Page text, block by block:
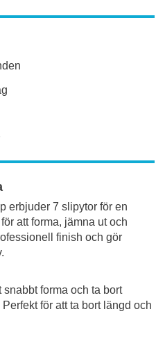
erbjuder 7 slipytor för en
att forma, jämna ut och
finish och gör
forma och ta bort
för att ta bort längd och